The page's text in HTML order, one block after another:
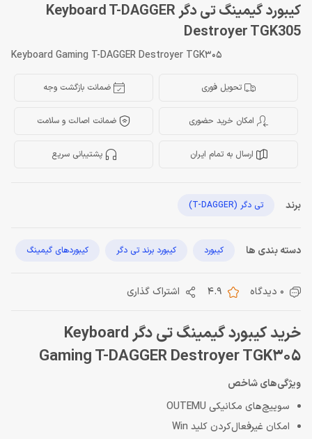
کیبورد گیمینگ تی دگر Keyboard T-DAGGER
Destroyer TGK305
Keyboard Gaming T-DAGGER Destroyer TGK305
تحویل فوری ضمانت بازگشت وجه
امکان خرید حضوری ضمانت اصالت و سلامت
ارسال به تمام ایران پشتیبانی سریع
برند تی دگر (T-DAGGER)
دسته بندی ها کیبورد کیبورد برند تی دگر کیبوردهای گیمینگ
0 دیدگاه 4.9 اشتراک گذاری
خرید کیبورد گیمینگ تی دگر Keyboard
Gaming T-DAGGER Destroyer TGK305
ویژگی‌های شاخص
سوییچ‌های مکانیکی OUTEMU
امکان غیرفعال‌کردن کلید Win